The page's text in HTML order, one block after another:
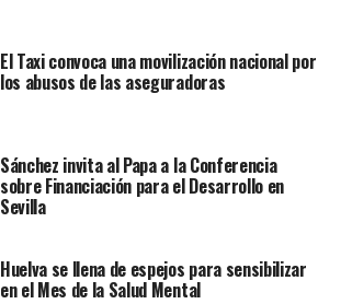
El Taxi convoca una movilización nacional por
los abusos de las aseguradoras
Sánchez invita al Papa a la Conferencia
sobre Financiación para el Desarrollo en
Sevilla
Huelva se llena de espejos para sensibilizar
en el Mes de la Salud Mental